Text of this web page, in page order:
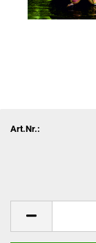
Art.Nr.: